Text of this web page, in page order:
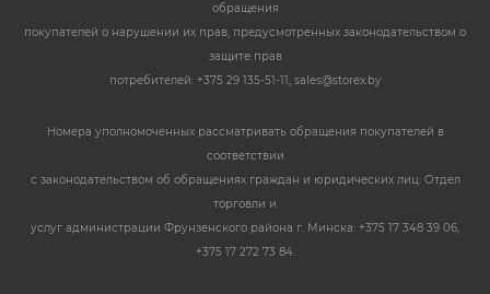
обращения
покупателей о нарушении их прав, предусмотренных законодательством о
защите прав
потребителей: +375 29 135-51-11, sales@storex.by
Номера уполномоченных рассматривать обращения покупателей в
соответствии
с законодательством об обращениях граждан и юридических лиц: Отдел
торговли и
услуг администрации Фрунзенского района г. Минска: +375 17 348 39 06,
+375 17 272 73 84.